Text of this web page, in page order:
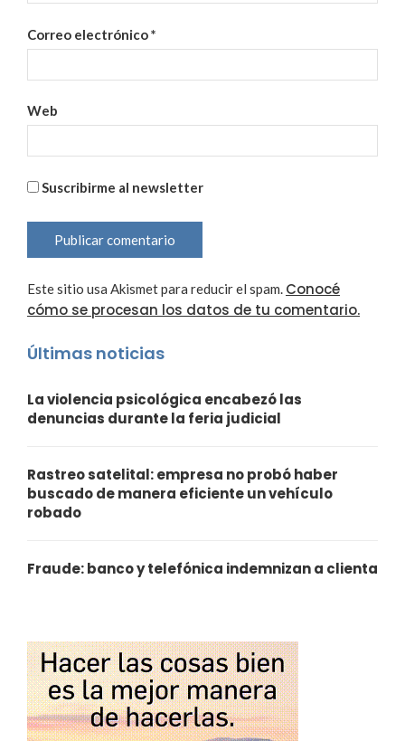
Correo electrónico*
Web
Suscribirme al newsletter
Este sitio usa Akismet para reducir el spam. Conocé
cómo se procesan los datos de tu comentario.
Últimas noticias
La violencia psicológica encabezó las
denuncias durante la feria judicial
Rastreo satelital: empresa no probó haber
buscado de manera eficiente un vehículo
robado
Fraude: banco y telefónica indemnizan a clienta